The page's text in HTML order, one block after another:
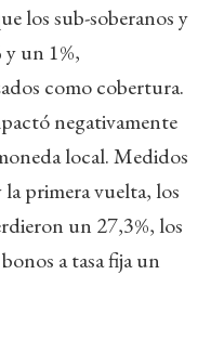
los sub-soberanos y
un 1%,
como cobertura.
negativamente
local. Medidos
primera vuelta, los
un 27,3%, los
a tasa fija un